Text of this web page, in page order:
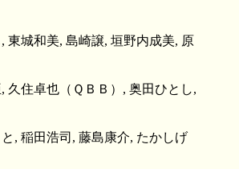
城和美, 島崎譲, 垣野内成美, 原
住卓也（ＱＢＢ）, 奥田ひとし,
, 稲田浩司, 藤島康介, たかしげ